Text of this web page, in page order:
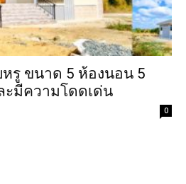
รู ขนาด 5 ห้องนอน 5
มีความโดดเด่น
0